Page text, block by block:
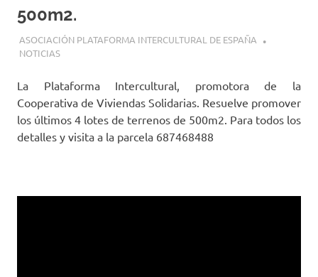
500m2.
15 SEPTIEMBRE, 2025
ASOCIACIÓN PLATAFORMA INTERCULTURAL DE ESPAÑA
NOTICIAS
La Plataforma Intercultural, promotora de la
Cooperativa de Viviendas Solidarias. Resuelve promover
los últimos 4 lotes de terrenos de 500m2. Para todos los
detalles y visita a la parcela 687468488